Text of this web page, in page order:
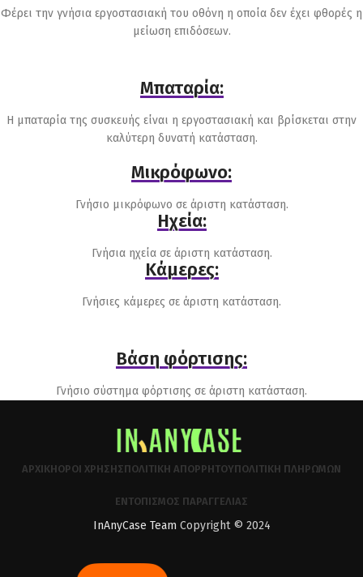
Φέρει την γνήσια εργοστασιακή του οθόνη η οποία δεν έχει φθορές η
μείωση επιδόσεων.
Μπαταρία:
Η μπαταρία της συσκευής είναι η εργοστασιακή και βρίσκεται στην
καλύτερη δυνατή κατάσταση.
Μικρόφωνο:
Γνήσιο μικρόφωνο σε άριστη κατάσταση.
Ηχεία:
Γνήσια ηχεία σε άριστη κατάσταση.
Κάμερες:
Γνήσιες κάμερες σε άριστη κατάσταση.
Βάση φόρτισης:
Γνήσιο σύστημα φόρτισης σε άριστη κατάσταση.
ΑΡΧΙΚΉΌΡΟΙ ΧΡΉΣΗΣΠΟΛΙΤΙΚΉ ΑΠΟΡΡΉΤΟΥΠΟΛΙΤΙΚΉ ΠΛΗΡΩΜΏΝ
ΕΝΤΟΠΙΣΜΌΣ ΠΑΡΑΓΓΕΛΊΑΣ
InAnyCase Team Copyright © 2024